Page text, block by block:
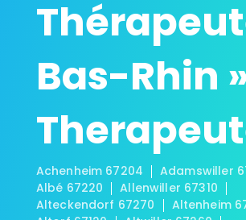
Bas-Rhin
Achenheim 67204
Adamswiller
Albé 67220
Allenwiller 67310
Alteckendorf 67270
Altenheim